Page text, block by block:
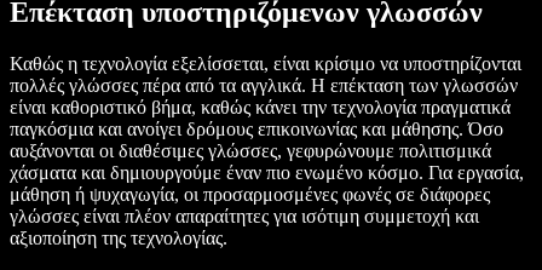
Επέκταση υποστηριζόμενων γλωσσών
Καθώς η τεχνολογία εξελίσσεται, είναι κρίσιμο να υποστηρίζονται
πολλές γλώσσες πέρα από τα αγγλικά. Η επέκταση των γλωσσών
είναι καθοριστικό βήμα, καθώς κάνει την τεχνολογία πραγματικά
παγκόσμια και ανοίγει δρόμους επικοινωνίας και μάθησης. Όσο
αυξάνονται οι διαθέσιμες γλώσσες, γεφυρώνουμε πολιτισμικά
χάσματα και δημιουργούμε έναν πιο ενωμένο κόσμο. Για εργασία,
μάθηση ή ψυχαγωγία, οι προσαρμοσμένες φωνές σε διάφορες
γλώσσες είναι πλέον απαραίτητες για ισότιμη συμμετοχή και
αξιοποίηση της τεχνολογίας.